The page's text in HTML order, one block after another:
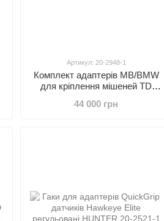
Артикул: 20-2948-1
Комплект адаптерів MB/BMW
для кріплення мішеней TD
44 000 грн